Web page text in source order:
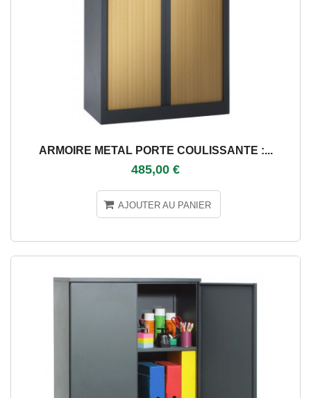
ARMOIRE METAL PORTE COULISSANTE :...
485,00 €
AJOUTER AU PANIER